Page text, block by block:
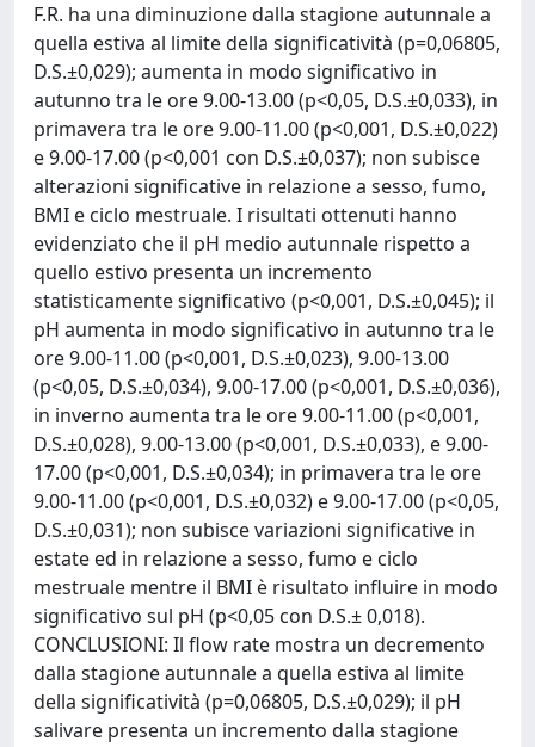
F.R. ha una diminuzione dalla stagione autunnale a
quella estiva al limite della significatività (p=0,06805,
D.S.±0,029); aumenta in modo significativo in
autunno tra le ore 9.00-13.00 (p<0,05, D.S.±0,033), in
primavera tra le ore 9.00-11.00 (p<0,001, D.S.±0,022)
e 9.00-17.00 (p<0,001 con D.S.±0,037); non subisce
alterazioni significative in relazione a sesso, fumo,
BMI e ciclo mestruale. I risultati ottenuti hanno
evidenziato che il pH medio autunnale rispetto a
quello estivo presenta un incremento
statisticamente significativo (p<0,001, D.S.±0,045); il
pH aumenta in modo significativo in autunno tra le
ore 9.00-11.00 (p<0,001, D.S.±0,023), 9.00-13.00
(p<0,05, D.S.±0,034), 9.00-17.00 (p<0,001, D.S.±0,036),
in inverno aumenta tra le ore 9.00-11.00 (p<0,001,
D.S.±0,028), 9.00-13.00 (p<0,001, D.S.±0,033), e 9.00-
17.00 (p<0,001, D.S.±0,034); in primavera tra le ore
9.00-11.00 (p<0,001, D.S.±0,032) e 9.00-17.00 (p<0,05,
D.S.±0,031); non subisce variazioni significative in
estate ed in relazione a sesso, fumo e ciclo
mestruale mentre il BMI è risultato influire in modo
significativo sul pH (p<0,05 con D.S.± 0,018).
CONCLUSIONI: Il flow rate mostra un decremento
dalla stagione autunnale a quella estiva al limite
della significatività (p=0,06805, D.S.±0,029); il pH
salivare presenta un incremento dalla stagione